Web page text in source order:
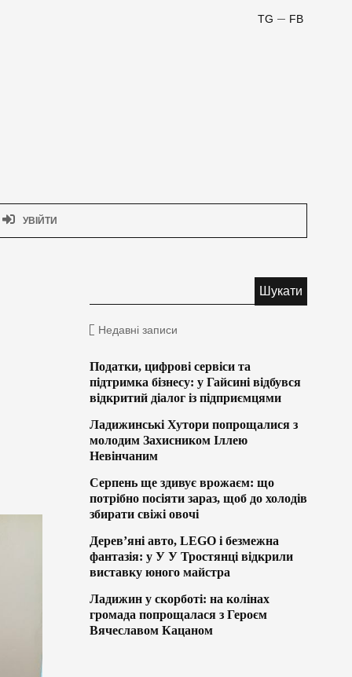
FB
TG
УВІЙТИ
Недавні записи
Податки, цифрові сервіси та
підтримка бізнесу: у Гайсині відбувся
відкритий діалог із підприємцями
Ладижинські Хутори попрощалися з
молодим Захисником Іллею
Невінчаним
Серпень ще здивує врожаєм: що
потрібно посіяти зараз, щоб до холодів
збирати свіжі овочі
Дерев’яні авто, LEGO і безмежна
фантазія: у У У Тростянці відкрили
виставку юного майстра
Ладижин у скорботі: на колінах
громада попрощалася з Героєм
Вячеславом Кацаном